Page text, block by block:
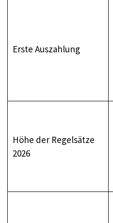
Erste Auszahlung
Höhe der Regelsätze
2026